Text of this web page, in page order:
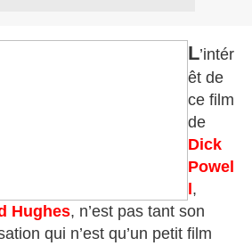
L’intér
êt de
ce film
de
Dick
Powel
,
Hughes, n’est pas tant son
qui n’est qu’un petit film